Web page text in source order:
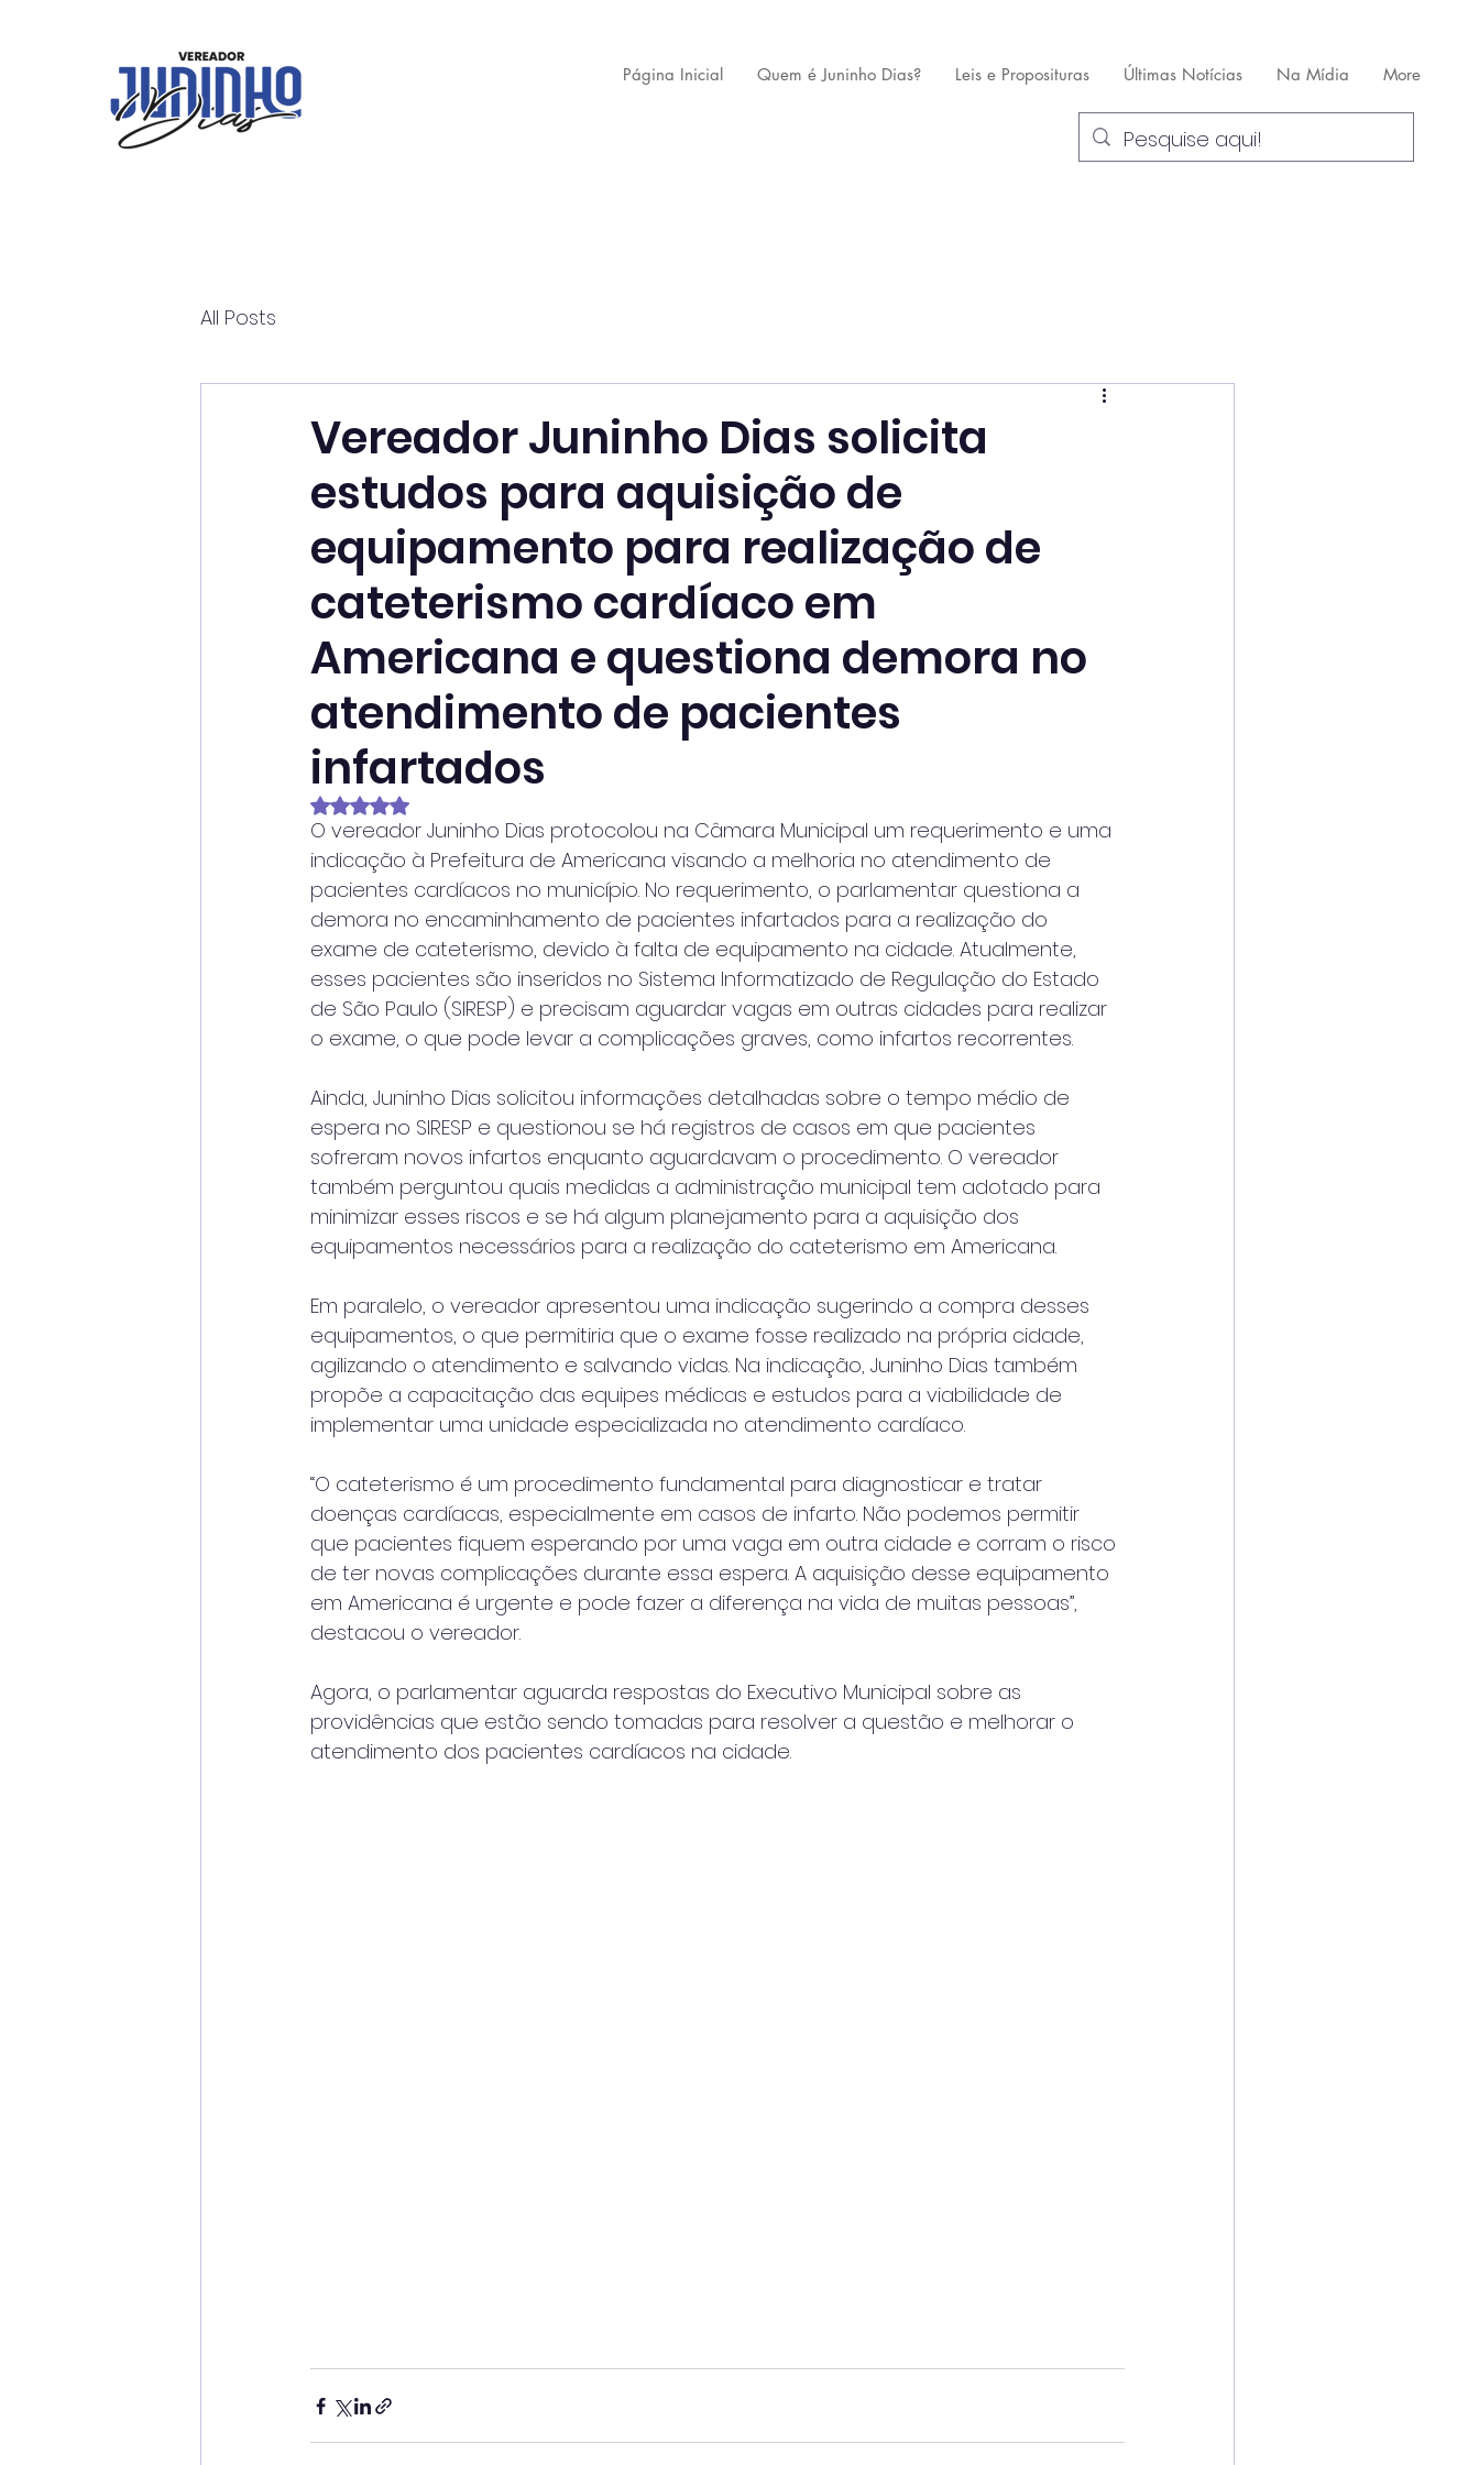
Página Inicial Quem é Juninho Dias? Leis e Proposituras Últimas Notícias Na Mídia More
All Posts
Vereador Juninho Dias solicita
estudos para aquisição de
equipamento para realização de
cateterismo cardíaco em
Americana e questiona demora no
atendimento de pacientes
infartados
Avaliado com NaN de 5 estrelas.
O vereador Juninho Dias protocolou na Câmara Municipal um requerimento e uma
indicação à Prefeitura de Americana visando a melhoria no atendimento de
pacientes cardíacos no município. No requerimento, o parlamentar questiona a
demora no encaminhamento de pacientes infartados para a realização do
exame de cateterismo, devido à falta de equipamento na cidade. Atualmente,
esses pacientes são inseridos no Sistema Informatizado de Regulação do Estado
de São Paulo (SIRESP) e precisam aguardar vagas em outras cidades para realizar
o exame, o que pode levar a complicações graves, como infartos recorrentes.
Ainda, Juninho Dias solicitou informações detalhadas sobre o tempo médio de
espera no SIRESP e questionou se há registros de casos em que pacientes
sofreram novos infartos enquanto aguardavam o procedimento. O vereador
também perguntou quais medidas a administração municipal tem adotado para
minimizar esses riscos e se há algum planejamento para a aquisição dos
equipamentos necessários para a realização do cateterismo em Americana.
Em paralelo, o vereador apresentou uma indicação sugerindo a compra desses
equipamentos, o que permitiria que o exame fosse realizado na própria cidade,
agilizando o atendimento e salvando vidas. Na indicação, Juninho Dias também
propõe a capacitação das equipes médicas e estudos para a viabilidade de
implementar uma unidade especializada no atendimento cardíaco.
“O cateterismo é um procedimento fundamental para diagnosticar e tratar
doenças cardíacas, especialmente em casos de infarto. Não podemos permitir
que pacientes fiquem esperando por uma vaga em outra cidade e corram o risco
de ter novas complicações durante essa espera. A aquisição desse equipamento
em Americana é urgente e pode fazer a diferença na vida de muitas pessoas”,
destacou o vereador.
Agora, o parlamentar aguarda respostas do Executivo Municipal sobre as
providências que estão sendo tomadas para resolver a questão e melhorar o
atendimento dos pacientes cardíacos na cidade.